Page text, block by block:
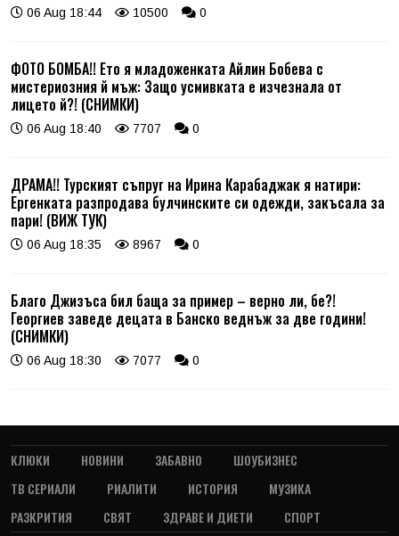
06 Aug 18:44 10500 0
ФОТО БОМБА!! Ето я младоженката Айлин Бобева с
мистериозния й мъж: Защо усмивката е изчезнала от
лицето й?! (СНИМКИ)
06 Aug 18:40 7707 0
ДРАМА!! Турският съпруг на Ирина Карабаджак я натири:
Ергенката разпродава булчинските си одежди, закъсала за
пари! (ВИЖ ТУК)
06 Aug 18:35 8967 0
Благо Джизъса бил баща за пример – верно ли, бе?!
Георгиев заведе децата в Банско веднъж за две години!
(СНИМКИ)
06 Aug 18:30 7077 0
КЛЮКИ НОВИНИ ЗАБАВНО
ШОУБИЗНЕС
ТВ СЕРИАЛИ
РИАЛИТИ ИСТОРИЯ
МУЗИКА
РАЗКРИТИЯ
СВЯТ ЗДРАВЕ И ДИЕТИ СПОРТ